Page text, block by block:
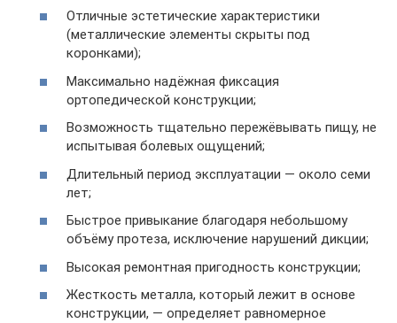
Отличные эстетические характеристики
(металлические элементы скрыты под
коронками);
Максимально надёжная фиксация
ортопедической конструкции;
Возможность тщательно пережёвывать пищу, не
испытывая болевых ощущений;
Длительный период эксплуатации — около семи
лет;
Быстрое привыкание благодаря небольшому
объёму протеза, исключение нарушений дикции;
Высокая ремонтная пригодность конструкции;
Жесткость металла, который лежит в основе
конструкции, — определяет равномерное